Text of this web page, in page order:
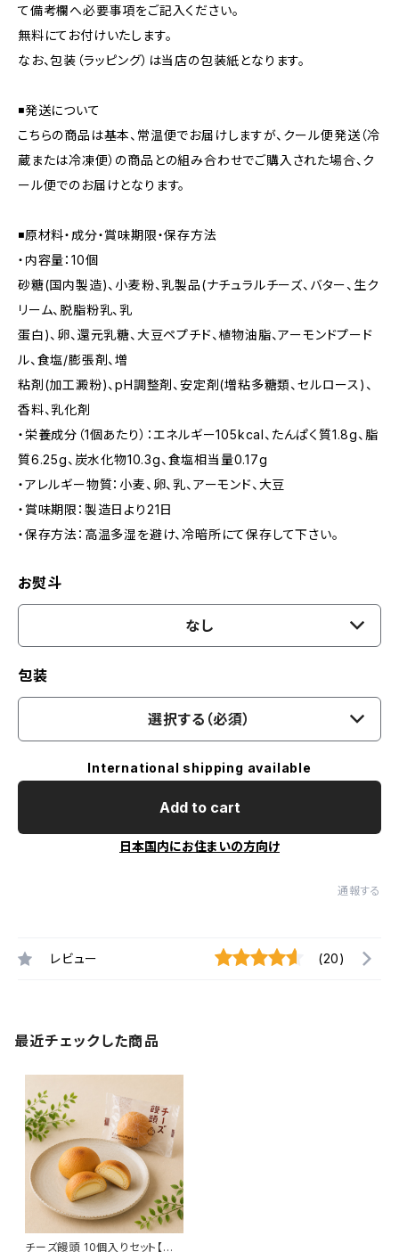
て備考欄へ必要事項をご記入ください。
無料にてお付けいたします。
なお、包装（ラッピング）は当店の包装紙となります。
◾発送について
こちらの商品は基本、常温便でお届けしますが、クール便発送（冷
蔵または冷凍便）の商品との組み合わせでご購入された場合、ク
ール便でのお届けとなります。
◾原材料・成分・賞味期限・保存方法
・内容量：10個
砂糖(国内製造)、小麦粉、乳製品(ナチュラルチーズ、バター、生ク
リーム、脱脂粉乳、乳
蛋白)、卵、還元乳糖、大豆ペプチド、植物油脂、アーモンドプード
ル、食塩/膨張剤、増
粘剤(加工澱粉)、pH調整剤、安定剤(増粘多糖類、セルロース)、
香料、乳化剤
・栄養成分（1個あたり）：エネルギー105kcal、たんぱく質1.8g、脂
質6.25g、炭水化物10.3g、食塩相当量0.17g
・アレルギー物質：小麦、卵、乳、アーモンド、大豆
・賞味期限：製造日より21日
・保存方法：高温多湿を避け、冷暗所にて保存して下さい。
お熨斗
なし
包装
選択する（必須）
International shipping available
Add to cart
日本国内にお住まいの方向け
通報する
レビュー (20)
最近チェックした商品
チーズ饅頭 10個入りセット【常